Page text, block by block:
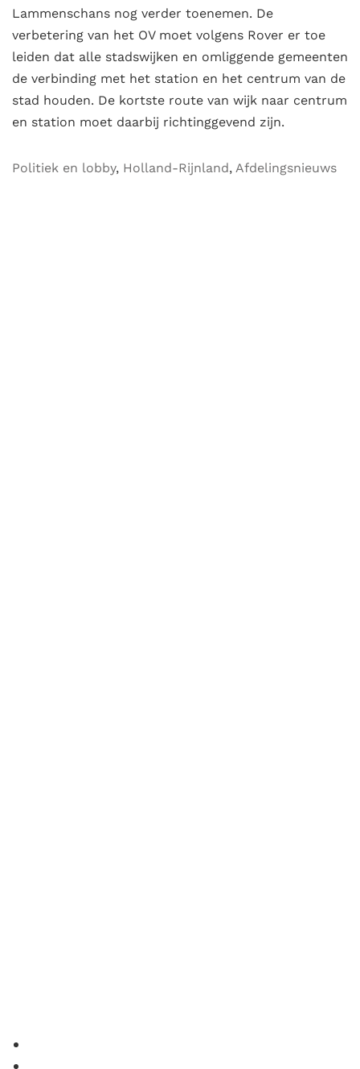
Lammenschans nog verder toenemen. De
verbetering van het OV moet volgens Rover er toe
leiden dat alle stadswijken en omliggende gemeenten
de verbinding met het station en het centrum van de
stad houden. De kortste route van wijk naar centrum
en station moet daarbij richtinggevend zijn.
Politiek en lobby, Holland-Rijnland, Afdelingsnieuws